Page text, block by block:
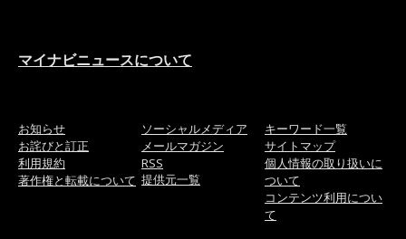
マイナビニュースについて
お知らせ
お詫びと訂正
利用規約
著作権と転載について
ソーシャルメディア
メールマガジン
RSS
提供元一覧
キーワード一覧
サイトマップ
個人情報の取り扱いに
ついて
コンテンツ利用につい
て